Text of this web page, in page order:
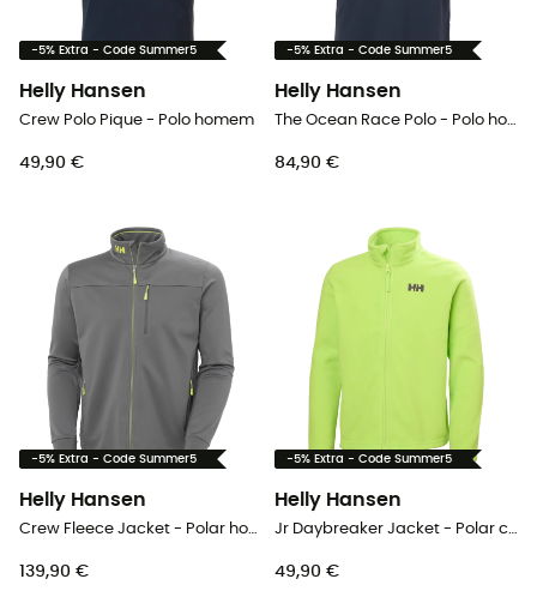
-5% Extra - Code Summer5
Helly Hansen
Crew Polo Pique - Polo homem
49,90 €
-5% Extra - Code Summer5
Helly Hansen
The Ocean Race Polo - Polo homem
84,90 €
-5% Extra - Code Summer5
Helly Hansen
Crew Fleece Jacket - Polar homem
139,90 €
-5% Extra - Code Summer5
Helly Hansen
Jr Daybreaker Jacket - Polar criança
49,90 €